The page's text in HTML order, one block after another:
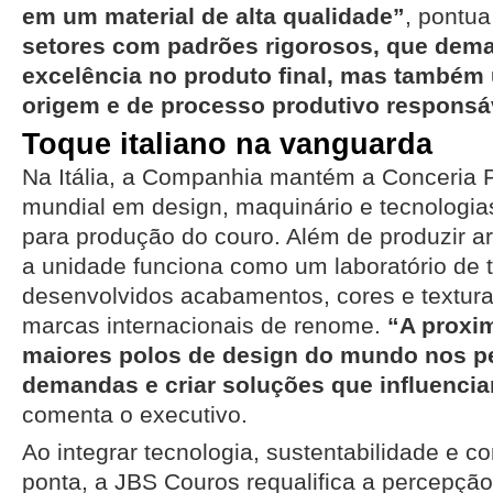
em um material de alta qualidade”,
setores com padrões rigorosos, que
excelência no produto final, mas também
origem e de processo produtivo
Toque italiano na vanguarda
Na Itália, a Companhia mantém a Conceria
mundial em design, maquinário e
para produção do couro. Além de produzir
a unidade funciona como um laboratório de
desenvolvidos acabamentos, cores e
marcas internacionais de renome. “A
maiores polos de design do mundo nos
demandas e criar soluções que
comenta o executivo.
Ao integrar tecnologia, sustentabilidade e
ponta, a JBS Couros requalifica a